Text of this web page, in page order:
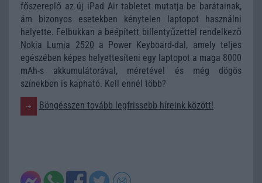
főszereplő az új iPad Air tabletet mutatja be barátainak,
ám bizonyos esetekben kénytelen laptopot használni
helyette. Felbukkan a beépített billentyűzettel rendelkező
Nokia Lumia 2520 a Power Keyboard-dal, amely teljes
egészében képes helyettesíteni egy laptopot a maga 8000
mAh-s akkumulátorával, méretével és még dögös
színekben is kapható. Kell ennél több?
Böngésszen tovább legfrissebb híreink között!